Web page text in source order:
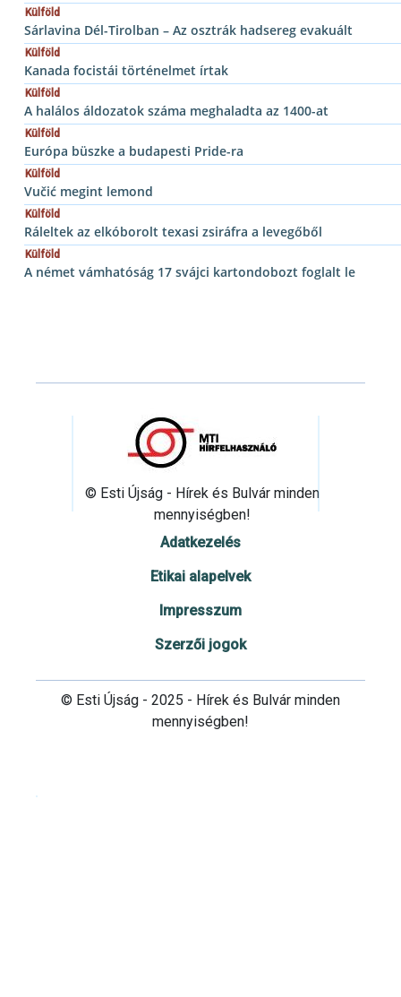
Külföld
Sárlavina Dél-Tirolban – Az osztrák hadsereg evakuált
Külföld
Kanada focistái történelmet írtak
Külföld
A halálos áldozatok száma meghaladta az 1400-at
Külföld
Európa büszke a budapesti Pride-ra
Külföld
Vučić megint lemond
Külföld
Ráleltek az elkóborolt texasi zsiráfra a levegőből
Külföld
A német vámhatóság 17 svájci kartondobozt foglalt le
© Esti Újság - Hírek és Bulvár minden
mennyiségben!
Adatkezelés
Etikai alapelvek
Impresszum
Szerzői jogok
© Esti Újság - 2025 - Hírek és Bulvár minden
mennyiségben!